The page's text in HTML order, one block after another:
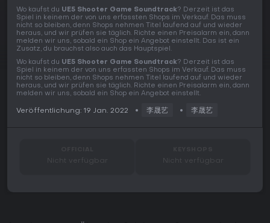
Wo kaufst du UE5 Shooter Game Soundtrack? Derzeit ist das
Spiel in keinem der von uns erfassten Shops im Verkauf. Das muss
nicht so bleiben, denn Shops nehmen Titel laufend auf und wieder
heraus, und wir prüfen sie täglich. Richte einen Preisalarm ein, dann
melden wir uns, sobald ein Shop ein Angebot einstellt. Das ist ein
Zusatz, du brauchst also auch das Hauptspiel.
Wo kaufst du UE5 Shooter Game Soundtrack? Derzeit ist das
Spiel in keinem der von uns erfassten Shops im Verkauf. Das muss
nicht so bleiben, denn Shops nehmen Titel laufend auf und wieder
heraus, und wir prüfen sie täglich. Richte einen Preisalarm ein, dann
melden wir uns, sobald ein Shop ein Angebot einstellt.
Veröffentlichung: 19 Jan. 2022 李晟艺 李晟艺
Nicht verfügbar Nicht verfügbar